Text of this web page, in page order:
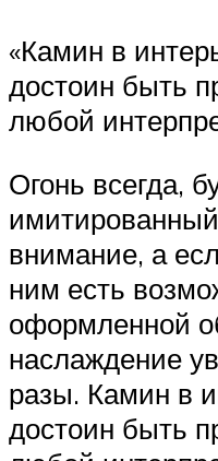
«Камин в
достоин быть
любой
Огонь всегда,
внимание, а
ним есть
оформленной
наслаждение
разы. Камин в
достоин быть